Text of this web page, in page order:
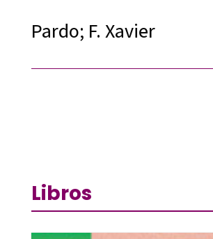
Pardo; F. Xavier
Libros